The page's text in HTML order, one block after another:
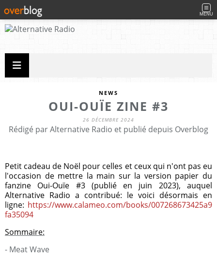
MENU
NEWS
OUI-OUÏE ZINE #3
26 DÉCEMBRE 2024
Rédigé par Alternative Radio et publié depuis Overblog
Petit cadeau de Noël pour celles et ceux qui n'ont pas eu
l'occasion de mettre la main sur la version papier du
fanzine Oui-Ouïe #3 (publié en juin 2023), auquel
Alternative Radio a contribué: le voici désormais en
ligne: https://www.calameo.com/books/007268673425a9
fa35094
Sommaire:
- Meat Wave